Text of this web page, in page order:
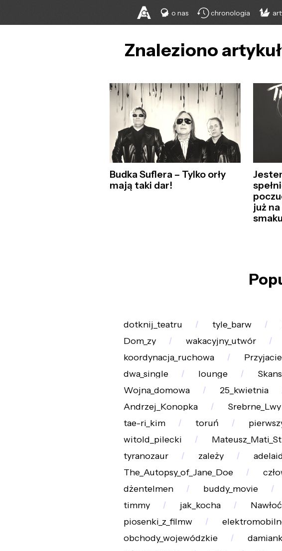
o nas chronologia
Znaleziono
Budka Suflera – Tylko orły
mają taki dar!
już
dotknij_teatru tyle_barw
Dom_zy
wakacyjny_utwór
koordynacja_ruchowa
dwa_single
lounge
Wojna_domowa
25_kwietnia
Andrzej_Konopka
Srebrne_Lwy
tae-ri_kim
toruń
witold_pilecki
tyranozaur
zależy
The_Autopsy_of_Jane_Doe
dżentelmen
buddy_movie
timmy
jak_kocha Nawłoć
piosenki_z_filmw
obchody_wojewódzkie